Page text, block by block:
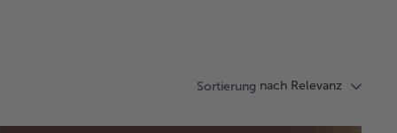
Sortierung nach Relevanz